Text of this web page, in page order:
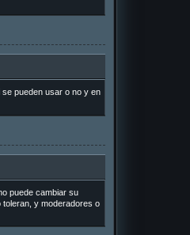
pueden usar o no y en
puede cambiar su
y moderadores o